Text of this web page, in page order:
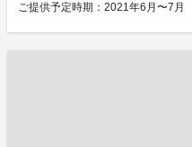
ご提供予定時期：2021年6月〜7月